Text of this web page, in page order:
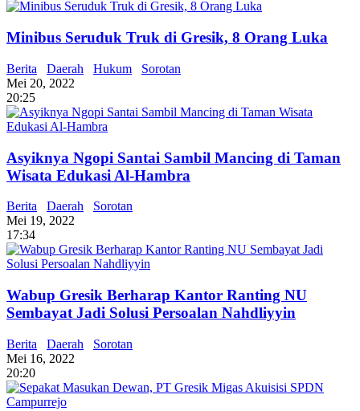
Minibus Seruduk Truk di Gresik, 8 Orang Luka
Berita Daerah Hukum
Sorotan
Mei 20, 2022
20:25
Asyiknya Ngopi Santai Sambil Mancing di Taman
Wisata Edukasi Al-Hambra
Berita Daerah
Sorotan
Mei 19, 2022
17:34
Wabup Gresik Berharap Kantor Ranting NU
Sembayat Jadi Solusi Persoalan Nahdliyyin
Berita Daerah
Sorotan
Mei 16, 2022
20:20